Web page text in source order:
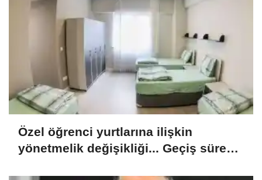
Özel öğrenci yurtlarına ilişkin
yönetmelik değişikliği... Geçiş süresi